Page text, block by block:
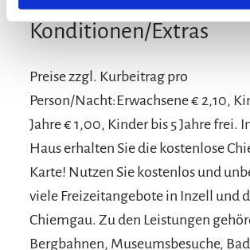
Konditionen/Extras
Preise zzgl. Kurbeitrag pro
Person/Nacht:Erwachsene € 2,10,
Jahre € 1,00, Kinder bis 5 Jahre frei.
Haus erhalten Sie die kostenlose
Karte! Nutzen Sie kostenlos und
viele Freizeitangebote in Inzell und
Chiemgau. Zu den Leistungen
Bergbahnen, Museumsbesuche,